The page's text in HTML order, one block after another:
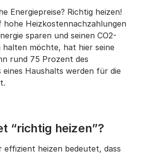
Energiepreise? Richtig heizen!
hohe Heizkostennachzahlungen
sparen und seinen CO2-
halten möchte, hat hier seine
rund 75 Prozent des
eines Haushalts werden für die
“richtig heizen”?
effizient heizen bedeutet, dass